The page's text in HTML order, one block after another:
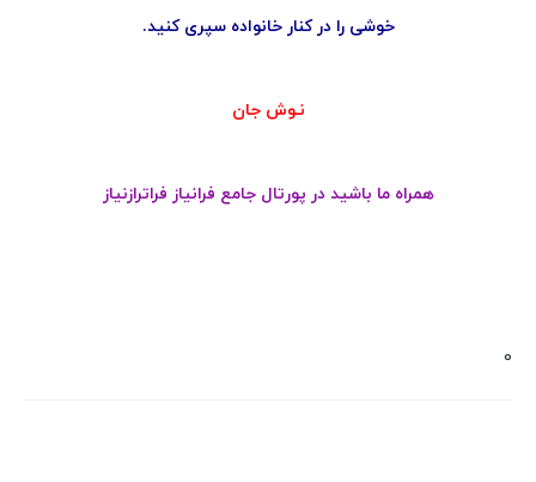
خوشی را در کنار خانواده سپری کنید.
نـوش جان
همراه ما باشید در پورتال جامع فرانیاز فراترازنیاز
0